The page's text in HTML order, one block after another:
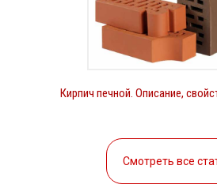
Кирпич печной. Описание,
Смотреть все